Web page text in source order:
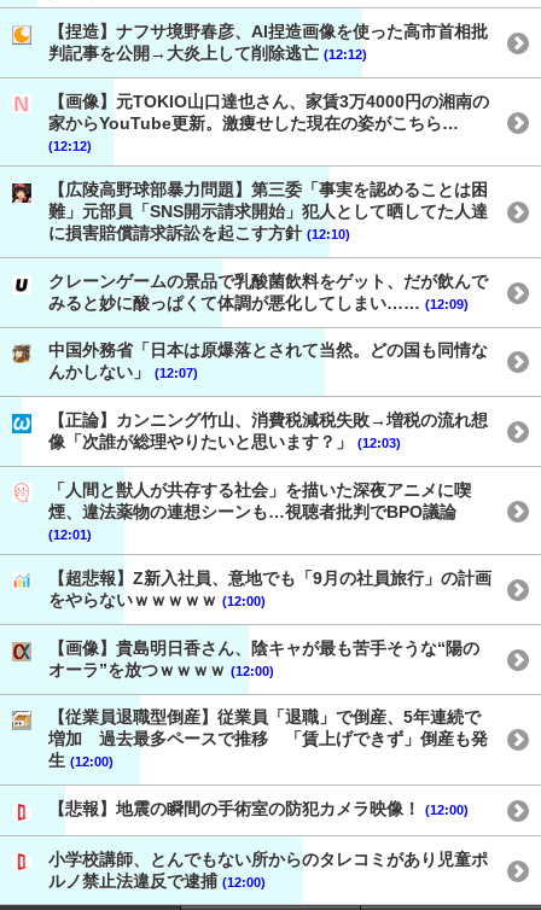
【捏造】ナフサ境野春彦、AI捏造画像を使った高市首相批
判記事を公開→大炎上して削除逃亡 (12:12)
【画像】元TOKIO山口達也さん、家賃3万4000円の湘南の
家からYouTube更新。激痩せした現在の姿がこちら…
(12:12)
【広陵高野球部暴力問題】第三委「事実を認めることは困
難」元部員「SNS開示請求開始」犯人として晒してた人達
に損害賠償請求訴訟を起こす方針 (12:10)
クレーンゲームの景品で乳酸菌飲料をゲット、だが飲んで
みると妙に酸っぱくて体調が悪化してしまい…… (12:09)
中国外務省「日本は原爆落とされて当然。どの国も同情な
んかしない」
(12:07)
【正論】カンニング竹山、消費税減税失敗→増税の流れ想
像「次誰が総理やりたいと思います？」
(12:03)
「人間と獣人が共存する社会」を描いた深夜アニメに喫
煙、違法薬物の連想シーンも…視聴者批判でBPO議論
(12:01)
【超悲報】Z新入社員、意地でも「9月の社員旅行」の計画
をやらないｗｗｗｗｗ (12:00)
【画像】貴島明日香さん、陰キャが最も苦手そうな“陽の
オーラ”を放つｗｗｗｗ (12:00)
【従業員退職型倒産】従業員「退職」で倒産、5年連続で
増加 過去最多ペースで推移 「賃上げできず」倒産も発
生 (12:00)
【悲報】地震の瞬間の手術室の防犯カメラ映像！ (12:00)
小学校講師、とんでもない所からのタレコミがあり児童ポ
ルノ禁止法違反で逮捕 (12:00)